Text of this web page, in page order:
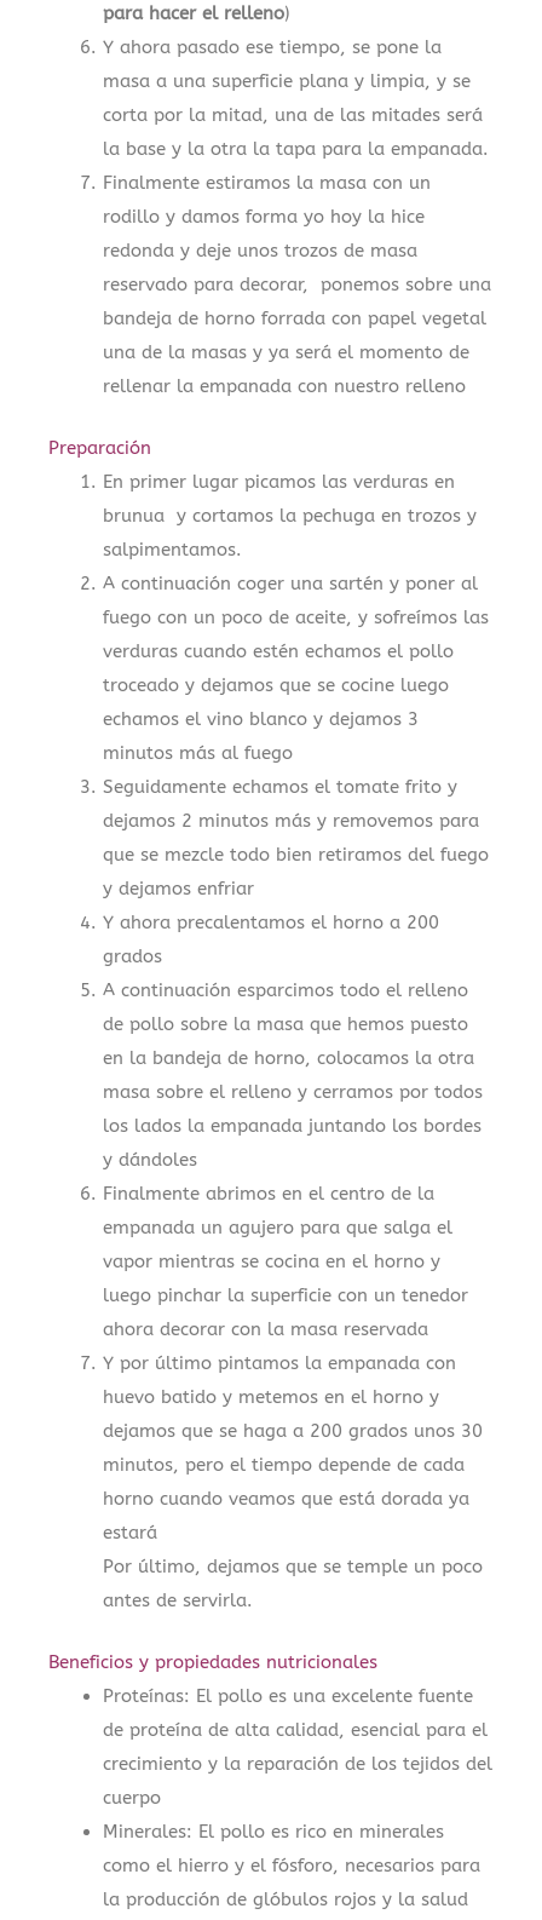
para hacer el relleno)
Y ahora pasado ese tiempo, se pone la
masa a una superficie plana y limpia, y se
corta por la mitad, una de las mitades será
la base y la otra la tapa para la empanada.
Finalmente estiramos la masa con un
rodillo y damos forma yo hoy la hice
redonda y deje unos trozos de masa
reservado para decorar, ponemos sobre una
bandeja de horno forrada con papel vegetal
una de la masas y ya será el momento de
rellenar la empanada con nuestro relleno
Preparación
En primer lugar picamos las verduras en
brunua y cortamos la pechuga en trozos y
salpimentamos.
A continuación coger una sartén y poner al
fuego con un poco de aceite, y sofreímos las
verduras cuando estén echamos el pollo
troceado y dejamos que se cocine luego
echamos el vino blanco y dejamos 3
minutos más al fuego
Seguidamente echamos el tomate frito y
dejamos 2 minutos más y removemos para
que se mezcle todo bien retiramos del fuego
y dejamos enfriar
Y ahora precalentamos el horno a 200
grados
A continuación esparcimos todo el relleno
de pollo sobre la masa que hemos puesto
en la bandeja de horno, colocamos la otra
masa sobre el relleno y cerramos por todos
los lados la empanada juntando los bordes
y dándoles
Finalmente abrimos en el centro de la
empanada un agujero para que salga el
vapor mientras se cocina en el horno y
luego pinchar la superficie con un tenedor
ahora decorar con la masa reservada
Y por último pintamos la empanada con
huevo batido y metemos en el horno y
dejamos que se haga a 200 grados unos 30
minutos, pero el tiempo depende de cada
horno cuando veamos que está dorada ya
estará
Por último, dejamos que se temple un poco
antes de servirla.
Beneficios y propiedades nutricionales
Proteínas: El pollo es una excelente fuente
de proteína de alta calidad, esencial para el
crecimiento y la reparación de los tejidos del
cuerpo
Minerales: El pollo es rico en minerales
como el hierro y el fósforo, necesarios para
la producción de glóbulos rojos y la salud